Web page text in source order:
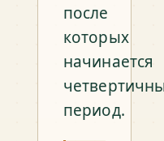
после
которых
начинается
период.